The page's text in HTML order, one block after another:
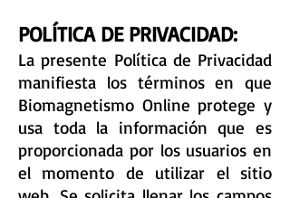
POLÍTICA DE PRIVACIDAD:
La presente Política de Privacidad
manifiesta los términos en que
Biomagnetismo Online protege y
usa toda la información que es
proporcionada por los usuarios en
el momento de utilizar el sitio